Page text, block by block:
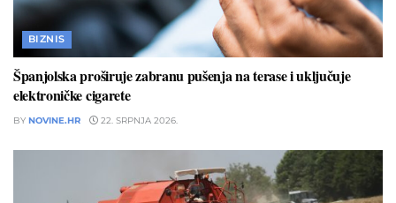
BIZNIS
Španjolska proširuje zabranu pušenja na terase i uključuje
elektroničke cigarete
BY NOVINE.HR 22. SRPNJA 2026.